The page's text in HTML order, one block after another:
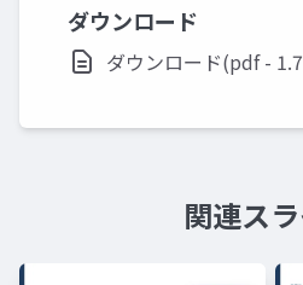
ダウンロード
ダウンロード(pdf -
関連ス